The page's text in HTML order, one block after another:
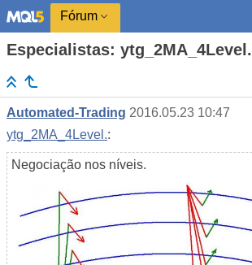
Fórum
Especialistas: ytg_2MA_4Level.
Automated-Trading 2016.05.23 10:47
ytg_2MA_4Level.:
Negociação nos níveis.